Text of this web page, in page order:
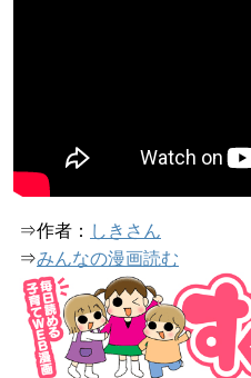
⇒作者： しきさん
⇒みんなの漫画読む